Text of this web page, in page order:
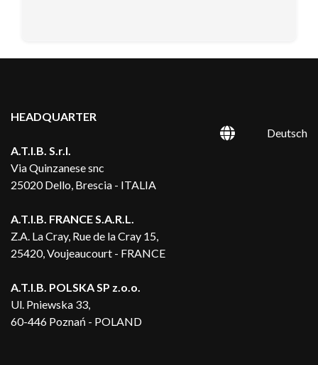
HEADQUARTER
Deutsch
A.T.I.B. S.r.l.
Via Quinzanese snc
25020 Dello, Brescia - ITALIA
A.T.I.B. FRANCE S.A.R.L.
Z.A. La Cray, Rue de la Cray 15,
25420, Voujeaucourt - FRANCE
A.T.I.B. POLSKA SP z.o.o.
Ul. Pniewska 33,
60-446 Poznań - POLAND